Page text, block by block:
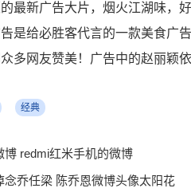
最新广告大片，烟火江湖味，
是给必胜客代言的一款美食广
多网友赞美！广告中的赵丽颖
经典
博 redmi红米手机的微博
念乔任梁 陈乔恩微博头像太阳花